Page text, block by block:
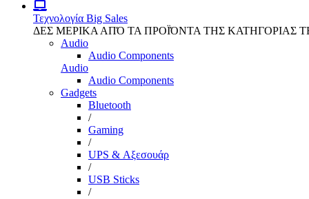
Τεχνολογία Big Sales
ΔΕΣ ΜΕΡΙΚΑ ΑΠΌ ΤΑ ΠΡΟΪΌΝΤΑ ΤΗΣ ΚΑΤΗΓΟΡΙΑΣ
Audio
Audio Components
Audio
Audio Components
Gadgets
Bluetooth
/
Gaming
/
UPS & Αξεσουάρ
/
USB Sticks
/